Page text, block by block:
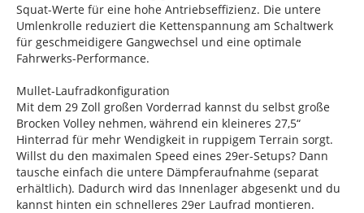
Squat-Werte für eine hohe Antriebseffizienz. Die untere
Umlenkrolle reduziert die Kettenspannung am Schaltwerk
für geschmeidigere Gangwechsel und eine optimale
Fahrwerks-Performance.
Mullet-Laufradkonfiguration
Mit dem 29 Zoll großen Vorderrad kannst du selbst große
Brocken Volley nehmen, während ein kleineres 27,5“
Hinterrad für mehr Wendigkeit in ruppigem Terrain sorgt.
Willst du den maximalen Speed eines 29er-Setups? Dann
tausche einfach die untere Dämpferaufnahme (separat
erhältlich). Dadurch wird das Innenlager abgesenkt und du
kannst hinten ein schnelleres 29er Laufrad montieren.